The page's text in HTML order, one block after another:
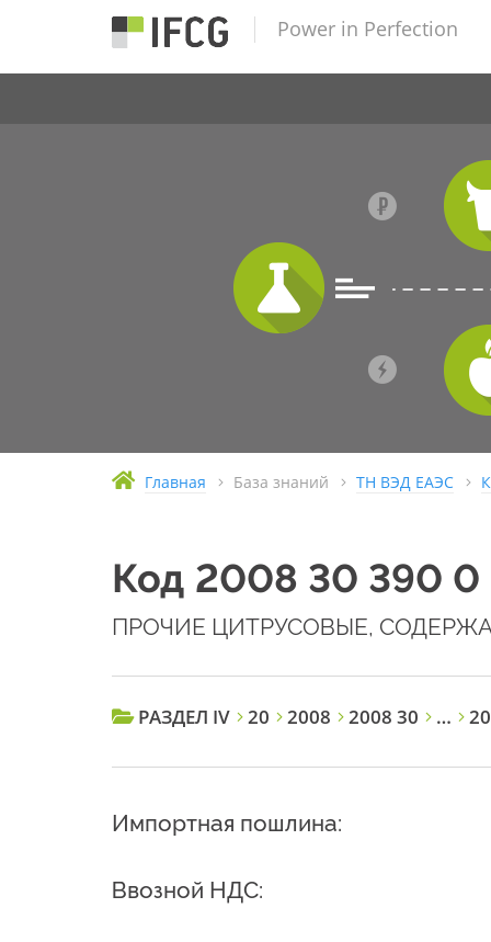
Power in Perfection
Главная База знаний ТН ВЭД ЕАЭС
Код 2008 30 390 0
ПРОЧИЕ ЦИТРУСОВЫЕ,
РАЗДЕЛ IV 20 2008 2008 30 …
Импортная пошлина:
Ввозной НДС: